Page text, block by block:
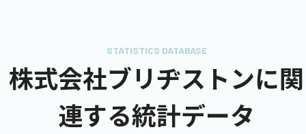
STATISTICS DATABASE
株式会社ブリヂストンに関
連する統計データ